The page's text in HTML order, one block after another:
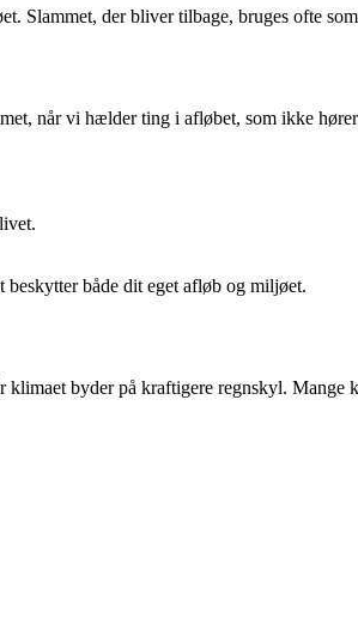
Slammet, der bliver tilbage, bruges ofte
når vi hælder ting i afløbet, som ikke
både dit eget afløb og miljøet.
byder på kraftigere regnskyl. Mange